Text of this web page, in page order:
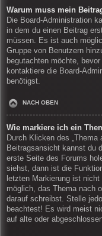
Warum muss mein
Die Board-Administration
in dem du einen Beitrag
müssen. Es ist auch
Gruppe von Benutzern
begutachten möchte,
kontaktiere die Board-
benötigst.
NACH OBEN
Wie markiere ich ein
Durch Klicken des „Thema
Beitragsansicht kannst du
erste Seite des Forums
siehst, dann ist die
letzten Markierung ist
möglich, das Thema nach
darauf schreibst. Stelle
beachtest! Es wird meist
auf alte oder